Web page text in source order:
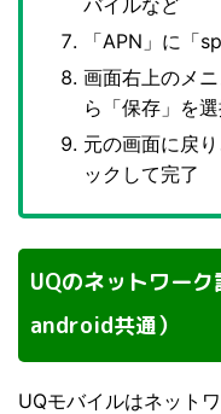
「APN」に「
画面右上のメ
ら「保存」を
元の画面に戻
ックして完了
UQのネットワー
android共通）
UQモバイルはネット